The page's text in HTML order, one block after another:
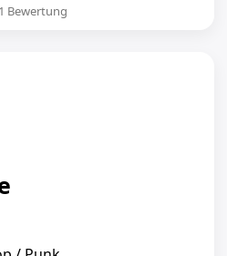
Bewertung